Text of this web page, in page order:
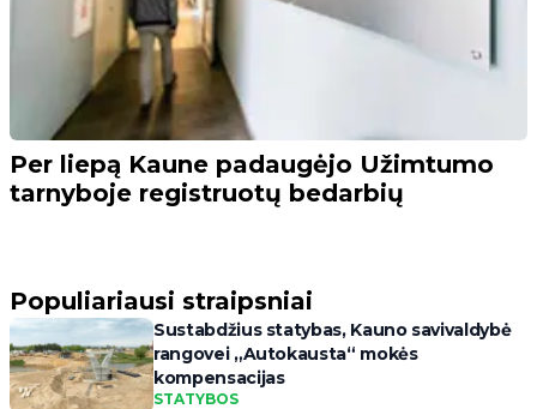
Per liepą Kaune padaugėjo Užimtumo
tarnyboje registruotų bedarbių
Populiariausi straipsniai
Sustabdžius statybas, Kauno savivaldybė
rangovei „Autokausta“ mokės
kompensacijas
STATYBOS